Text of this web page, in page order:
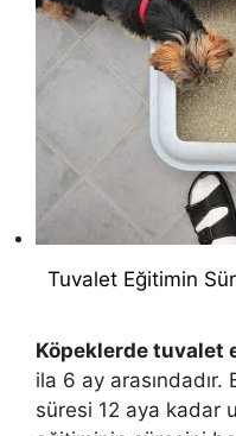
Tuvalet Eğitimin
Köpeklerde tuvalet
ila 6 ay
süresi 12 aya kadar